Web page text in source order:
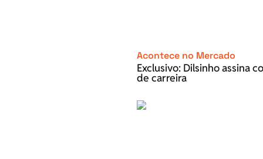
Acontece no Mercado
Exclusivo: Dilsinho assina
de carreira